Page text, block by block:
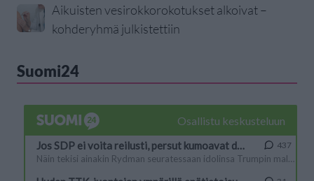
Aikuisten vesirokkorokotukset alkoivat –
kohderyhmä julkistettiin
Suomi24